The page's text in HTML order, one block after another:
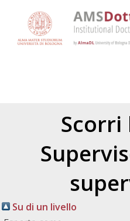
Scorri
Su di un livello